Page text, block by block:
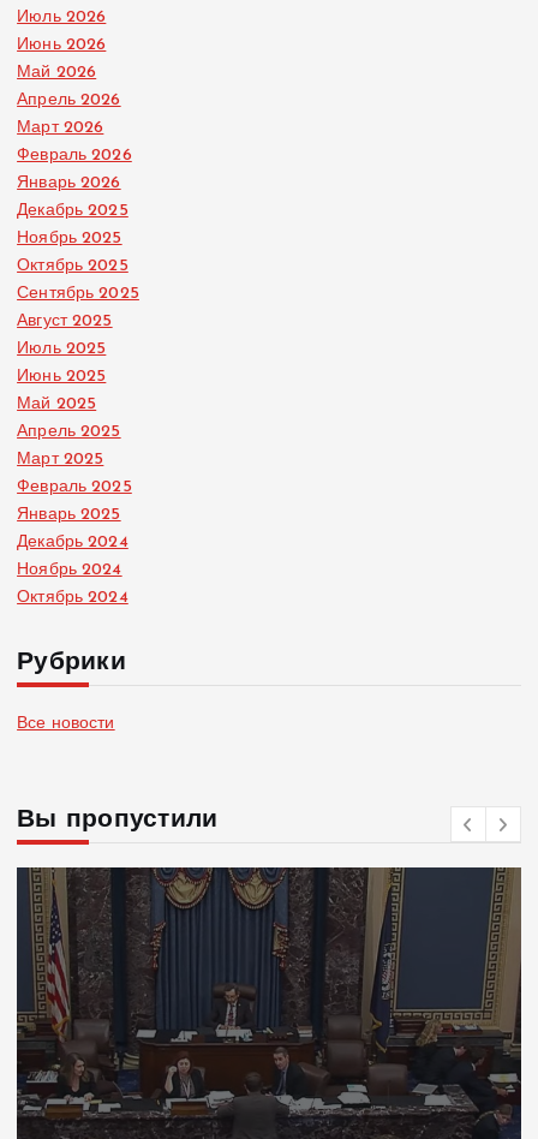
Июль 2026
Июнь 2026
Май 2026
Апрель 2026
Март 2026
Февраль 2026
Январь 2026
Декабрь 2025
Ноябрь 2025
Октябрь 2025
Сентябрь 2025
Август 2025
Июль 2025
Июнь 2025
Май 2025
Апрель 2025
Март 2025
Февраль 2025
Январь 2025
Декабрь 2024
Ноябрь 2024
Октябрь 2024
Рубрики
Все новости
Вы пропустили